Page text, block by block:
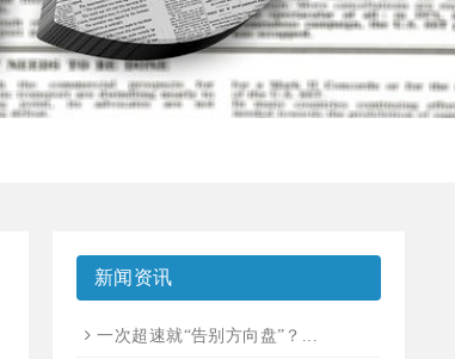
新闻资讯
一次超速就“告别方向盘”？...